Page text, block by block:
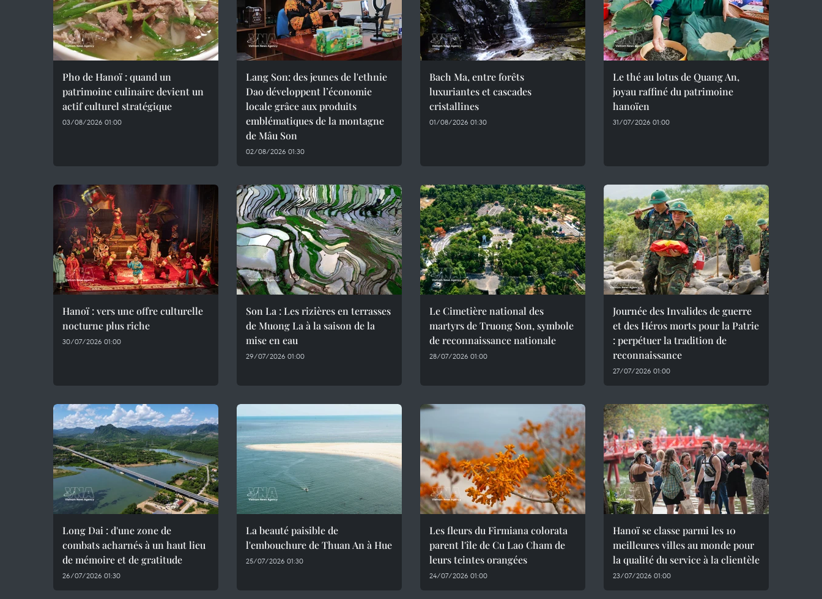
Pho de Hanoï : quand un
patrimoine culinaire devient un
actif culturel stratégique
03/08/2026 01:00
Lang Son: des jeunes de l'ethnie
Dao développent l’économie
locale grâce aux produits
emblématiques de la montagne
de Mâu Son
02/08/2026 01:30
Bach Ma, entre forêts
luxuriantes et cascades
cristallines
01/08/2026 01:30
Le thé au lotus de Quang An,
joyau raffiné du patrimoine
hanoïen
31/07/2026 01:00
Hanoï : vers une offre culturelle
nocturne plus riche
30/07/2026 01:00
Son La : Les rizières en terrasses
de Muong La à la saison de la
mise en eau
29/07/2026 01:00
Le Cimetière national des
martyrs de Truong Son, symbole
de reconnaissance nationale
28/07/2026 01:00
Journée des Invalides de guerre
et des Héros morts pour la Patrie
: perpétuer la tradition de
reconnaissance
27/07/2026 01:00
Long Dai : d'une zone de
combats acharnés à un haut lieu
de mémoire et de gratitude
26/07/2026 01:30
La beauté paisible de
l'embouchure de Thuan An à Hue
25/07/2026 01:30
Les fleurs du Firmiana colorata
parent l'île de Cu Lao Cham de
leurs teintes orangées
24/07/2026 01:00
Hanoï se classe parmi les 10
meilleures villes au monde pour
la qualité du service à la clientèle
23/07/2026 01:00